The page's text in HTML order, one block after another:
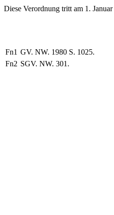
Diese Verordnung tritt am 1.
Fn1 GV. NW. 1980 S. 1025.
Fn2 SGV. NW. 301.